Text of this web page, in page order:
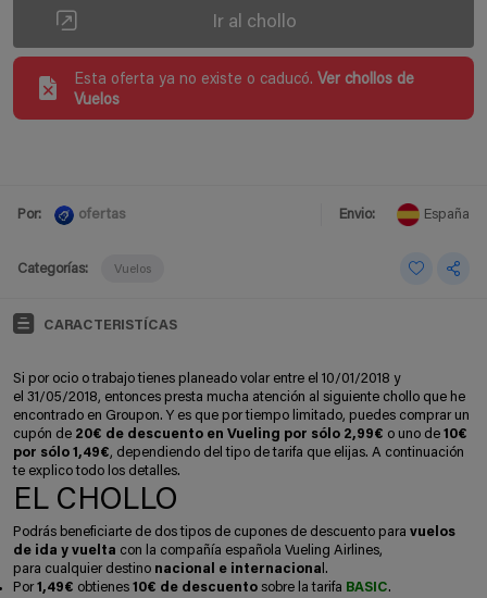
Ir al chollo
Esta oferta ya no existe o caducó. Ver chollos de
Vuelos
Por: ofertas Envio: España
Categorías: Vuelos
CARACTERISTÍCAS
Si por ocio o trabajo tienes planeado volar entre el 10/01/2018 y
el 31/05/2018, entonces presta mucha atención al siguiente chollo que he
encontrado en Groupon. Y es que por tiempo limitado, puedes comprar un
cupón de 20€ de descuento en Vueling por sólo 2,99€ o uno de 10€
por sólo 1,49€, dependiendo del tipo de tarifa que elijas. A continuación
te explico todo los detalles.
EL CHOLLO
Podrás beneficiarte de dos tipos de cupones de descuento para vuelos
de ida y vuelta con la compañía española Vueling Airlines,
para cualquier destino nacional e internaciona l.
Por1,49€ obtienes 10€ de descuento sobre la tarifa BASIC.